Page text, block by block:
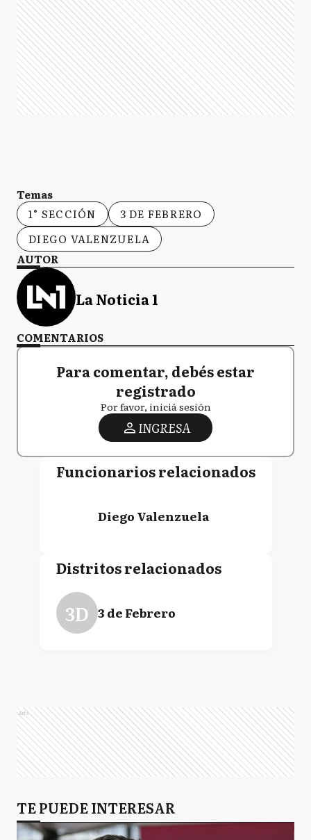
Temas
1° SECCIÓN
3 DE FEBRERO
DIEGO VALENZUELA
AUTOR
La Noticia 1
COMENTARIOS
Para comentar, debés estar
registrado
Por favor, iniciá sesión
INGRESA
Funcionarios relacionados
Diego Valenzuela
Distritos relacionados
3D 3 de Febrero
Ads
TE PUEDE INTERESAR